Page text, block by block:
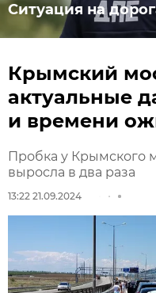
Ситуация на
Крымский
актуальные
и времени
Пробка у Крымского
выросла в два раза
13:22 21.09.2024